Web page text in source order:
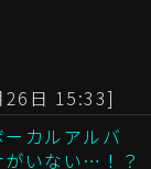
日 15:33]
カルアルバ
がいない…！？